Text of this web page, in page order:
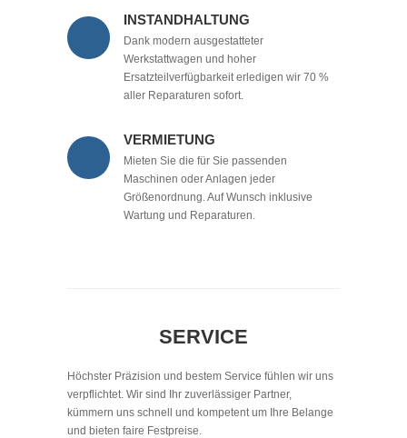
INSTANDHALTUNG
Dank modern ausgestatteter
Werkstattwagen und hoher
Ersatzteilverfügbarkeit erledigen wir 70 %
aller Reparaturen sofort.
VERMIETUNG
Mieten Sie die für Sie passenden
Maschinen oder Anlagen jeder
Größenordnung. Auf Wunsch inklusive
Wartung und Reparaturen.
SERVICE
Höchster Präzision und bestem Service fühlen wir uns
verpflichtet. Wir sind Ihr zuverlässiger Partner,
kümmern uns schnell und kompetent um Ihre Belange
und bieten faire Festpreise.